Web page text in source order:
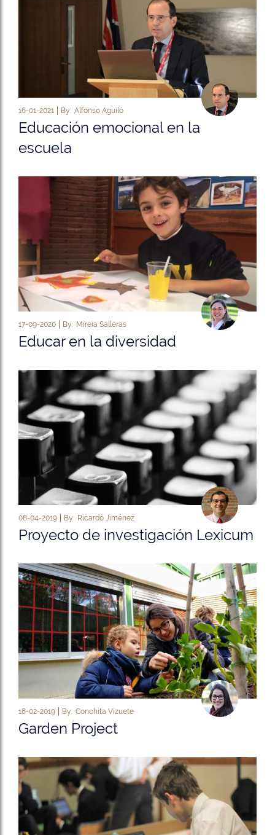
16-01-2021 By: Alfonso Aguiló
Educación emocional en la
escuela
17-09-2020 By: Mireia Salleras
Educar en la diversidad
08-04-2019 By: Ricardo Jiménez
Proyecto de investigación Lexicum
18-02-2019 By: Conchita Vizuete
Garden Project